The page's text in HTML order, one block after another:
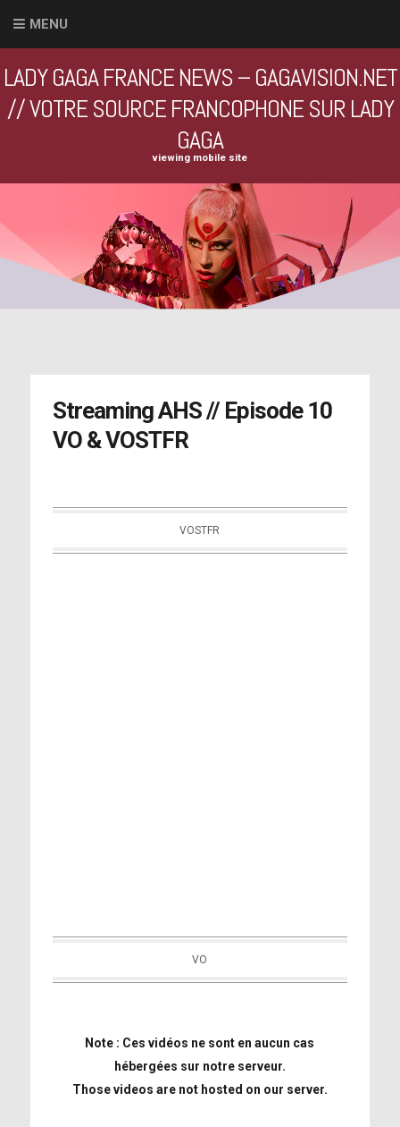
MENU
LADY GAGA FRANCE NEWS – GAGAVISION.NET
// VOTRE SOURCE FRANCOPHONE SUR LADY
GAGA
viewing mobile site
Streaming AHS // Episode 10
VO & VOSTFR
VOSTFR
VO
Note : Ces vidéos ne sont en aucun cas
hébergées sur notre serveur.
Those videos are not hosted on our server.